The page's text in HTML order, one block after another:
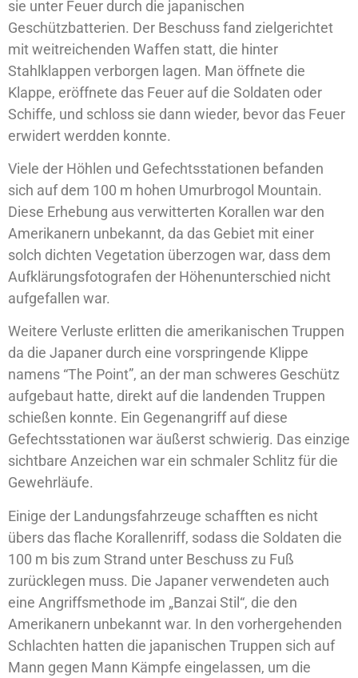
sie unter Feuer durch die japanischen
Geschützbatterien. Der Beschuss fand zielgerichtet
mit weitreichenden Waffen statt, die hinter
Stahlklappen verborgen lagen. Man öffnete die
Klappe, eröffnete das Feuer auf die Soldaten oder
Schiffe, und schloss sie dann wieder, bevor das Feuer
erwidert werdden konnte.
Viele der Höhlen und Gefechtsstationen befanden
sich auf dem 100 m hohen Umurbrogol Mountain.
Diese Erhebung aus verwitterten Korallen war den
Amerikanern unbekannt, da das Gebiet mit einer
solch dichten Vegetation überzogen war, dass dem
Aufklärungsfotografen der Höhenunterschied nicht
aufgefallen war.
Weitere Verluste erlitten die amerikanischen Truppen
da die Japaner durch eine vorspringende Klippe
namens “The Point”, an der man schweres Geschütz
aufgebaut hatte, direkt auf die landenden Truppen
schießen konnte. Ein Gegenangriff auf diese
Gefechtsstationen war äußerst schwierig. Das einzige
sichtbare Anzeichen war ein schmaler Schlitz für die
Gewehrläufe.
Einige der Landungsfahrzeuge schafften es nicht
übers das flache Korallenriff, sodass die Soldaten die
100 m bis zum Strand unter Beschuss zu Fuß
zurücklegen muss. Die Japaner verwendeten auch
eine Angriffsmethode im „Banzai Stil“, die den
Amerikanern unbekannt war. In den vorhergehenden
Schlachten hatten die japanischen Truppen sich auf
Mann gegen Mann Kämpfe eingelassen, um die